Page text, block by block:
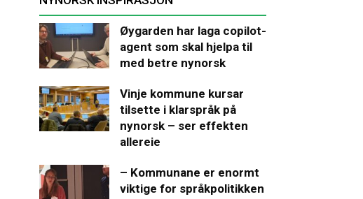
Øygarden har laga copilot-
agent som skal hjelpa til
med betre nynorsk
Vinje kommune kursar
tilsette i klarspråk på
nynorsk – ser effekten
allereie
– Kommunane er enormt
viktige for språkpolitikken